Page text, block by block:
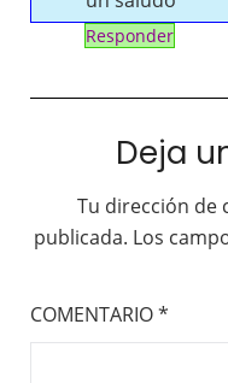
Responder
Deja
Tu dirección de
publicada. Los
COMENTARIO*